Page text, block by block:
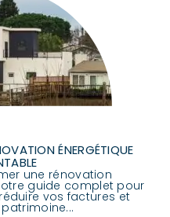
ÉNERGÉTIQUE
une rénovation
guide complet pour
vos factures et